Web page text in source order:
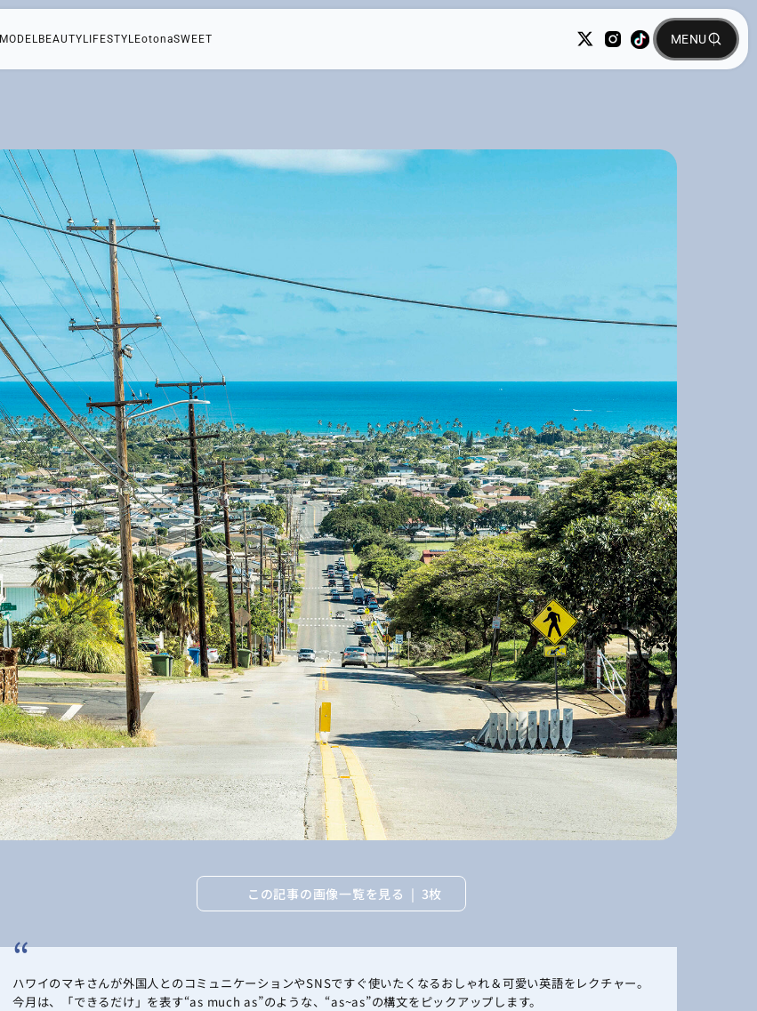
MODELBEAUTY LIFESTYLEotonaSWEET
この記事の画像一覧を見る 3枚
ハワイのマキさんが外国人とのコミュニケーションやSNSですぐ使いたくなるおしゃれ＆可愛い英語をレクチャー。
今月は、「できるだけ」を表す“as much as”のような、“as~as”の構文をピックアップします。